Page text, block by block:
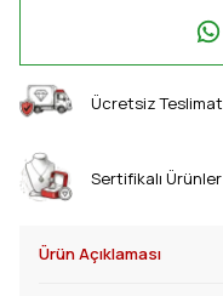
Ücretsiz Teslimat
Sertifikalı Ürünler
Ürün Açıklaması